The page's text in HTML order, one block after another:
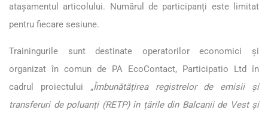
atașamentul articolului. Numărul de participanți este limitat
pentru fiecare sesiune.
Trainingurile sunt destinate operatorilor economici și
organizat în comun de PA EcoContact, Participatio Ltd în
cadrul proiectului „Îmbunătățirea registrelor de emisii și
transferuri de poluanți (RETP) în țările din Balcanii de Vest și